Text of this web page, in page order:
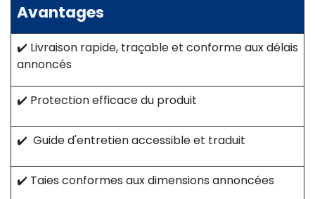
Avantages
✔️ Livraison rapide, traçable et conforme aux délais
annoncés
✔️ Protection efficace du produit
✔️ Guide d'entretien accessible et traduit
✔️ Taies conformes aux dimensions annoncées